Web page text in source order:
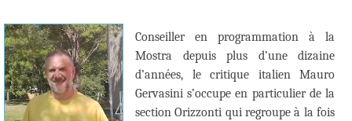
Conseiller en programmation à la
Mostra depuis plus d’une dizaine
d’années, le critique italien Mauro
Gervasini s’occupe en particulier de la
section Orizzonti qui regroupe à la fois